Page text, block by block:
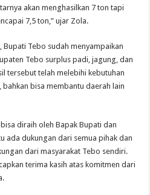
akan menghasilkan 7 ton tapi
7,5 ton,” ujar Zola.
Tebo sudah menyampaikan
Tebo surplus padi, jagung, dan
tersebut telah melebihi kebutuhan
bisa membantu daerah lain
diraih oleh Bapak Bupati dan
ada dukungan dari semua pihak dan
dari masyarakat Tebo sendiri.
terima kasih atas komitmen dari